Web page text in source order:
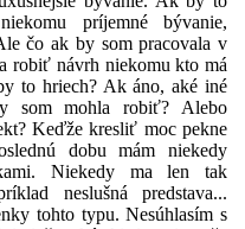
príjemné bývanie,
čo ak by som pracovala v
robiť návrh niekomu kto má
to hriech? Ak áno, aké iné
som mohla robiť? Alebo
Keďže kresliť moc pekne
dobu mám niekedy
Niekedy ma len tak
neslušná predstava...
tohto typu. Nesúhlasím s